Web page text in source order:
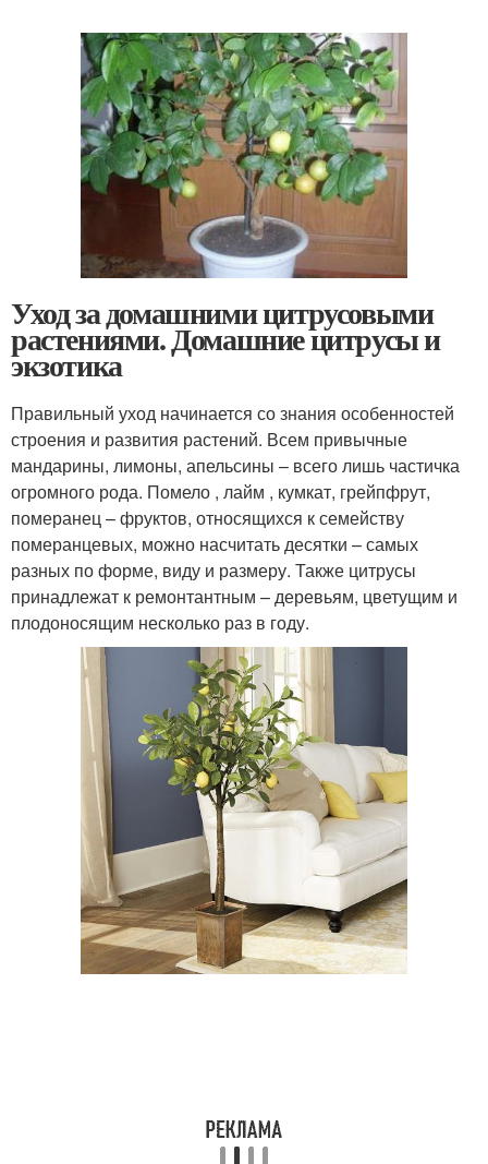
Уход за домашними цитрусовыми
растениями. Домашние цитрусы и
экзотика
Правильный уход начинается со знания особенностей
строения и развития растений. Всем привычные
мандарины, лимоны, апельсины – всего лишь частичка
огромного рода. Помело , лайм , кумкат, грейпфрут,
померанец – фруктов, относящихся к семейству
померанцевых, можно насчитать десятки – самых
разных по форме, виду и размеру. Также цитрусы
принадлежат к ремонтантным – деревьям, цветущим и
плодоносящим несколько раз в году.